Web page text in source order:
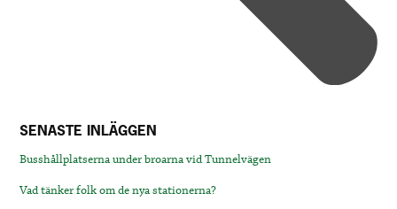
SENASTE INLÄGGEN
Busshållplatserna under broarna vid Tunnelvägen
Vad tänker folk om de nya stationerna?